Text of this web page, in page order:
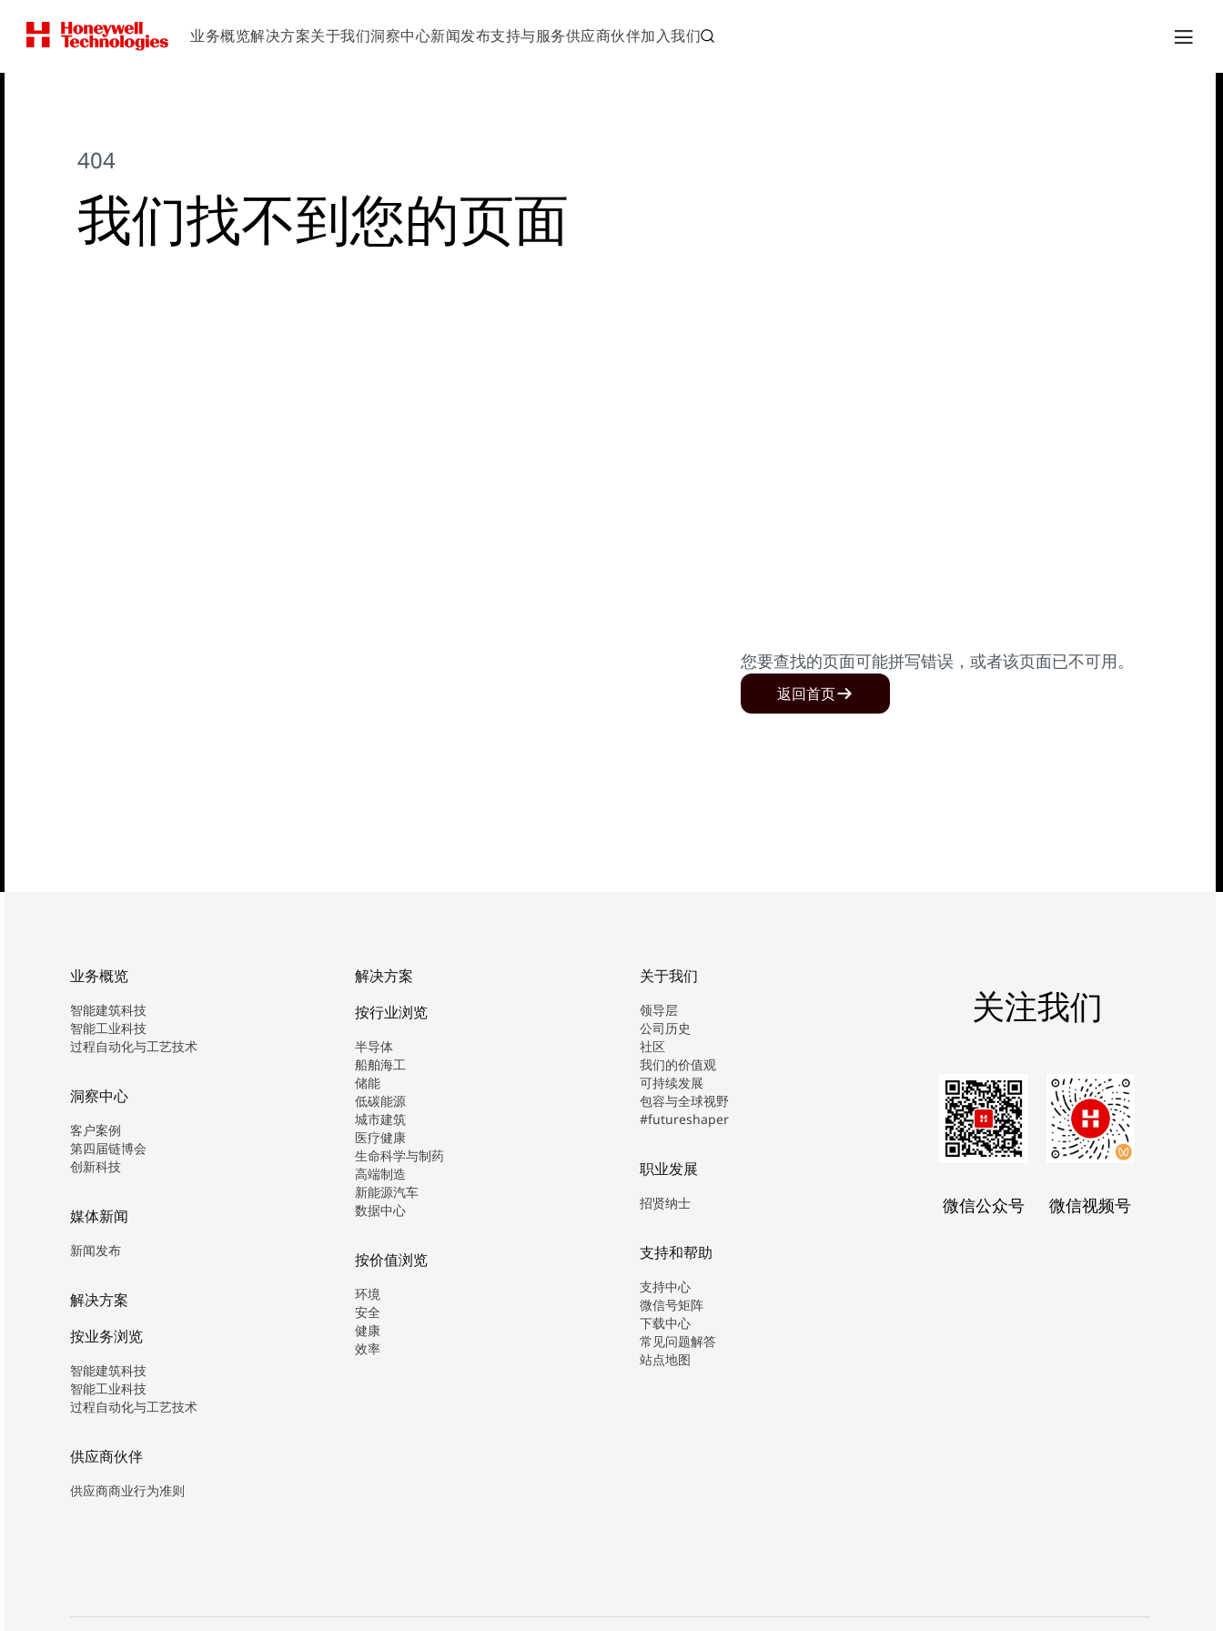
业务概览解决方案关于我们洞察中心新闻发布支持与服务供应商伙伴加入我们
404
我们找不到您的页面
您要查找的页面可能拼写错误，或者该页面已不可用。
返回首页
业务概览
智能建筑科技
智能工业科技
过程自动化与工艺技术
洞察中心
客户案例
第四届链博会
创新科技
媒体新闻
新闻发布
解决方案
按业务浏览
智能建筑科技
智能工业科技
过程自动化与工艺技术
供应商伙伴
供应商商业行为准则
解决方案
按行业浏览
半导体
船舶海工
储能
低碳能源
城市建筑
医疗健康
生命科学与制药
高端制造
新能源汽车
数据中心
按价值浏览
环境
安全
健康
效率
关于我们
领导层
公司历史
社区
我们的价值观
可持续发展
包容与全球视野
#futureshaper
职业发展
招贤纳士
支持和帮助
支持中心
微信号矩阵
下载中心
常见问题解答
站点地图
关注我们
微信公众号 微信视频号